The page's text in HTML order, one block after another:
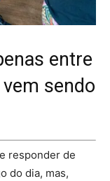
entre
sendo
responder de
do dia, mas,